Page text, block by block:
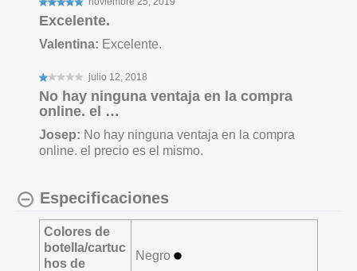
Excelente.
Valentina: Excelente.
No hay ninguna ventaja en la compra
online. el …
Josep: No hay ninguna ventaja en la compra
online. el precio es el mismo.
Especificaciones
Colores de
botella/cartuc
hos de
Negro